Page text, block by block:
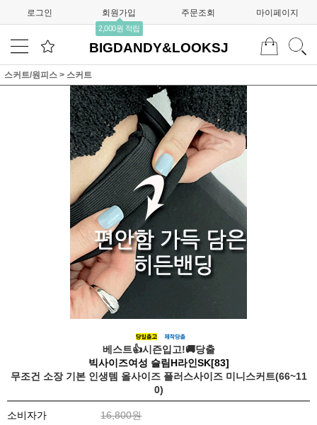
로그인 회원가입
2,000원 적립
주문조회 마이페이지
BIGDANDY&LOOKSJ
스커트/원피스 > 스커트
베스트👍시즌입고!🚚당출
빅사이즈여성 슬림H라인SK[83]
무조건 소장 기본 인생템 올사이즈 플러스사이즈 미니스커트(66~11
0)
소비자가
16,800원